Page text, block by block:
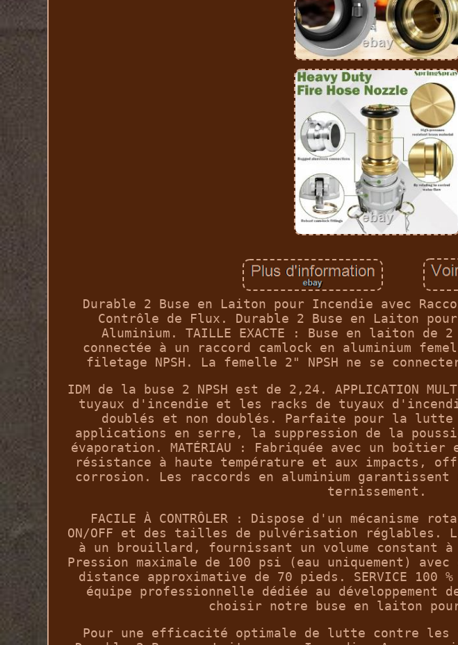
Durable 2 Buse en Laiton pour Incendie avec
Contrôle de Flux. Durable 2 Buse en Laiton
Aluminium. TAILLE EXACTE : Buse en laiton de
connectée à un raccord camlock en aluminium
filetage NPSH. La femelle 2" NPSH ne se
IDM de la buse 2 NPSH est de 2,24. APPLICATION
tuyaux d'incendie et les racks de tuyaux
doublés et non doublés. Parfaite pour la
applications en serre, la suppression de la
évaporation. MATÉRIAU : Fabriquée avec un
résistance à haute température et aux impacts,
corrosion. Les raccords en aluminium
ternissement.
FACILE À CONTRÔLER : Dispose d'un
ON/OFF et des tailles de pulvérisation
à un brouillard, fournissant un volume constant
Pression maximale de 100 psi (eau uniquement)
distance approximative de 70 pieds. SERVICE 100
équipe professionnelle dédiée au développement
choisir notre buse en laiton
Pour une efficacité optimale de lutte contre les